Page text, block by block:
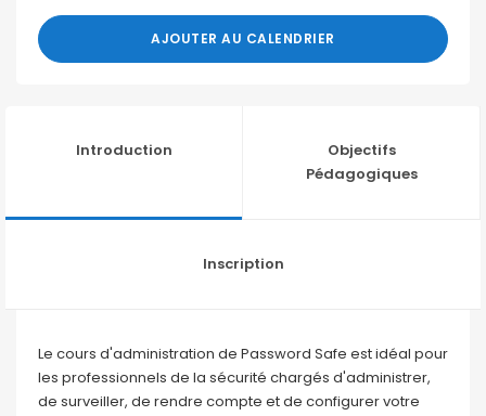
AJOUTER AU CALENDRIER
Introduction
Objectifs
Pédagogiques
Inscription
Le cours d'administration de Password Safe est idéal pour
les professionnels de la sécurité chargés d'administrer,
de surveiller, de rendre compte et de configurer votre